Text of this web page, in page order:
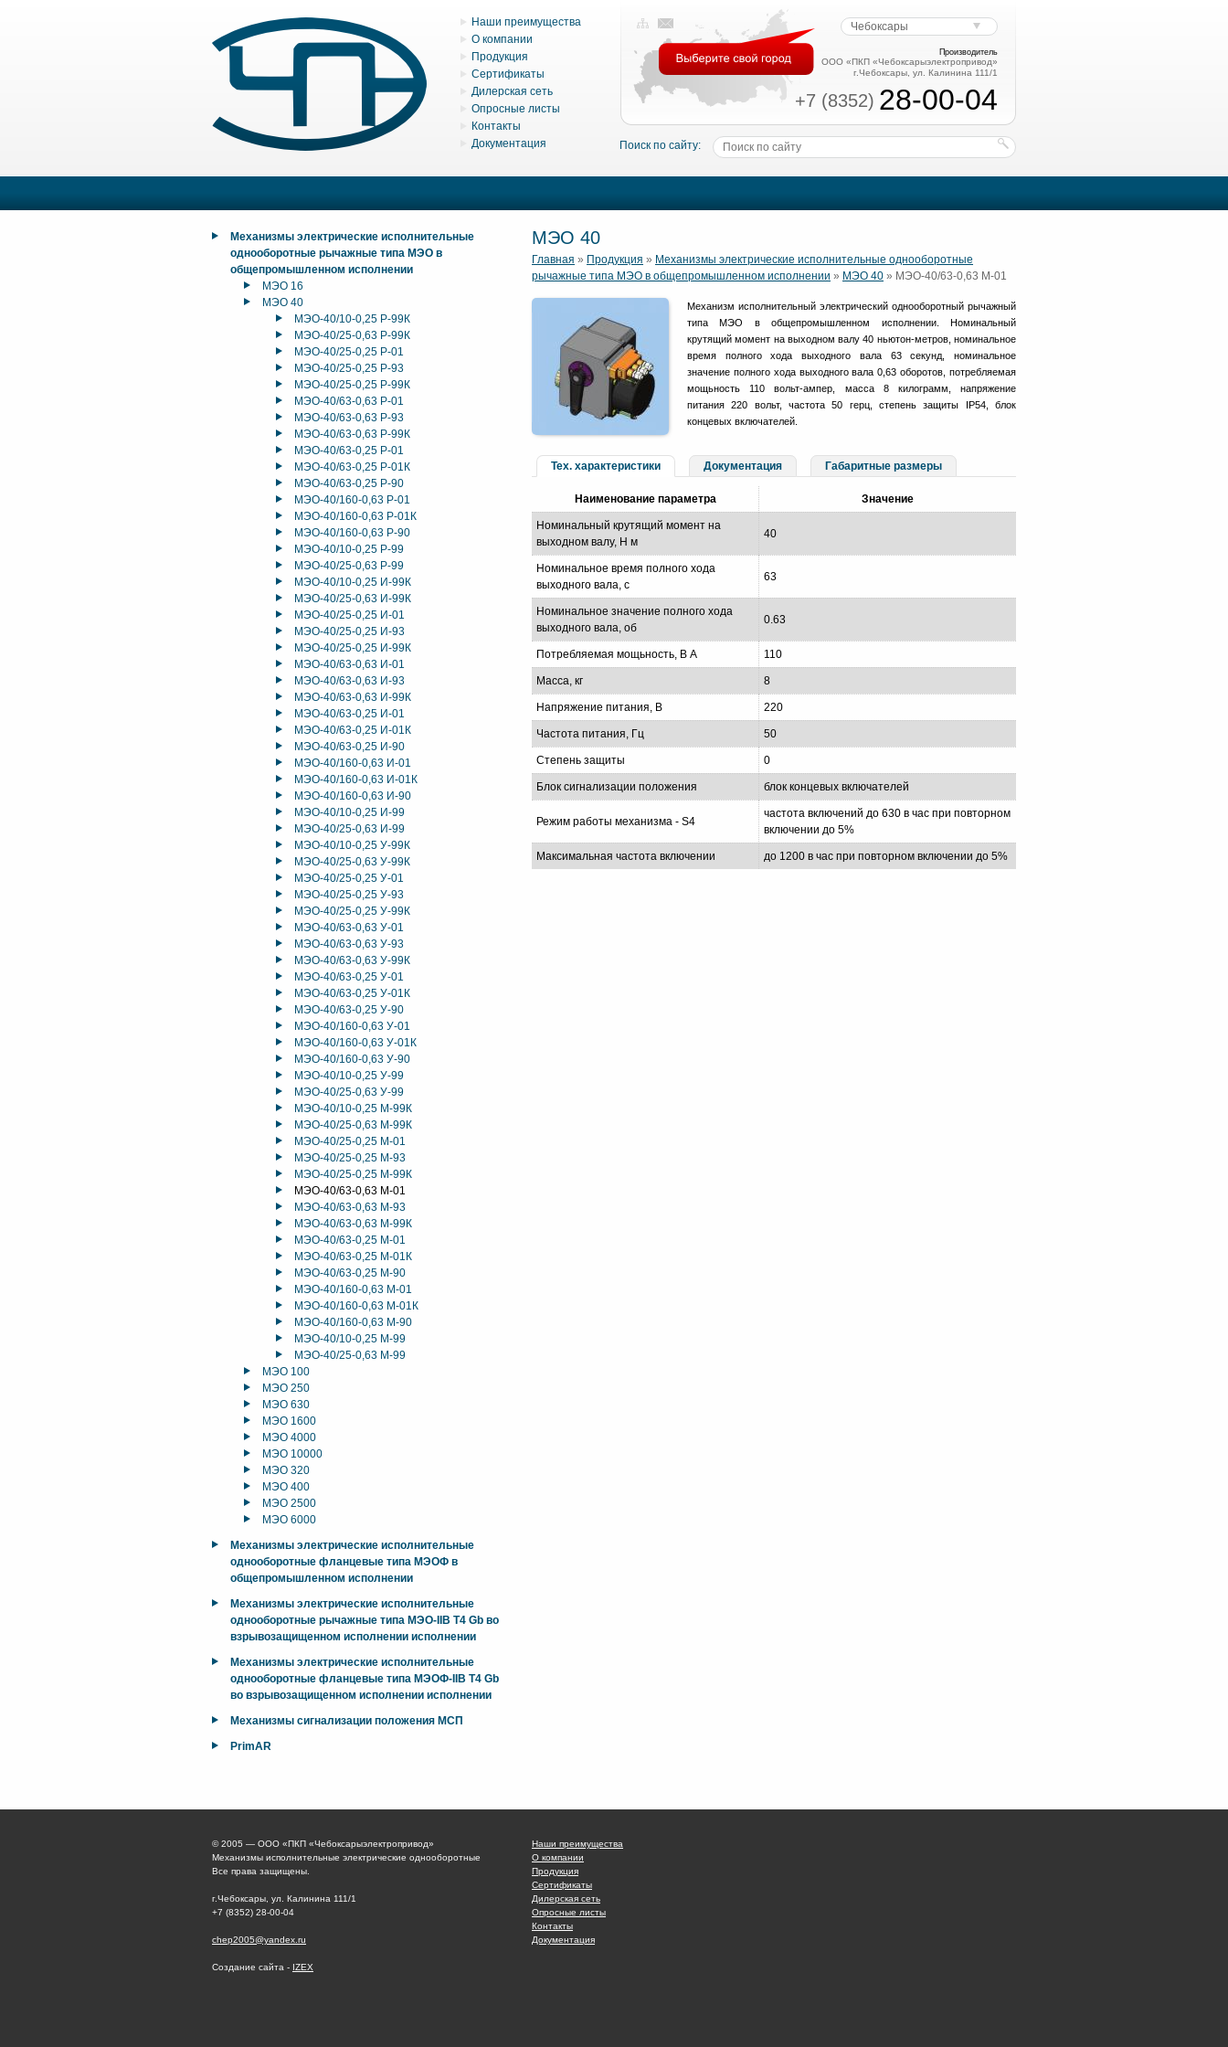
Наши преимущества
О компании
Продукция
Сертификаты
Дилерская сеть
Опросные листы
Контакты
Документация
Поиск по сайту:
Чебоксары
Производитель
ООО «ПКП «Чебоксарыэлектропривод»
г.Чебоксары, ул. Калинина 111/1
+7 (8352) 28-00-04
Механизмы электрические исполнительные
однооборотные рычажные типа МЭО в
общепромышленном исполнении
МЭО 16
МЭО 40
МЭО-40/10-0,25 Р-99К
МЭО-40/25-0,63 Р-99К
МЭО-40/25-0,25 Р-01
МЭО-40/25-0,25 Р-93
МЭО-40/25-0,25 Р-99К
МЭО-40/63-0,63 Р-01
МЭО-40/63-0,63 Р-93
МЭО-40/63-0,63 Р-99К
МЭО-40/63-0,25 Р-01
МЭО-40/63-0,25 Р-01К
МЭО-40/63-0,25 Р-90
МЭО-40/160-0,63 Р-01
МЭО-40/160-0,63 Р-01К
МЭО-40/160-0,63 Р-90
МЭО-40/10-0,25 Р-99
МЭО-40/25-0,63 Р-99
МЭО-40/10-0,25 И-99К
МЭО-40/25-0,63 И-99К
МЭО-40/25-0,25 И-01
МЭО-40/25-0,25 И-93
МЭО-40/25-0,25 И-99К
МЭО-40/63-0,63 И-01
МЭО-40/63-0,63 И-93
МЭО-40/63-0,63 И-99К
МЭО-40/63-0,25 И-01
МЭО-40/63-0,25 И-01К
МЭО-40/63-0,25 И-90
МЭО-40/160-0,63 И-01
МЭО-40/160-0,63 И-01К
МЭО-40/160-0,63 И-90
МЭО-40/10-0,25 И-99
МЭО-40/25-0,63 И-99
МЭО-40/10-0,25 У-99К
МЭО-40/25-0,63 У-99К
МЭО-40/25-0,25 У-01
МЭО-40/25-0,25 У-93
МЭО-40/25-0,25 У-99К
МЭО-40/63-0,63 У-01
МЭО-40/63-0,63 У-93
МЭО-40/63-0,63 У-99К
МЭО-40/63-0,25 У-01
МЭО-40/63-0,25 У-01К
МЭО-40/63-0,25 У-90
МЭО-40/160-0,63 У-01
МЭО-40/160-0,63 У-01К
МЭО-40/160-0,63 У-90
МЭО-40/10-0,25 У-99
МЭО-40/25-0,63 У-99
МЭО-40/10-0,25 М-99К
МЭО-40/25-0,63 М-99К
МЭО-40/25-0,25 М-01
МЭО-40/25-0,25 М-93
МЭО-40/25-0,25 М-99К
МЭО-40/63-0,63 М-01
МЭО-40/63-0,63 М-93
МЭО-40/63-0,63 М-99К
МЭО-40/63-0,25 М-01
МЭО-40/63-0,25 М-01К
МЭО-40/63-0,25 М-90
МЭО-40/160-0,63 М-01
МЭО-40/160-0,63 М-01К
МЭО-40/160-0,63 М-90
МЭО-40/10-0,25 М-99
МЭО-40/25-0,63 М-99
МЭО 100
МЭО 250
МЭО 630
МЭО 1600
МЭО 4000
МЭО 10000
МЭО 320
МЭО 400
МЭО 2500
МЭО 6000
Механизмы электрические исполнительные
однооборотные фланцевые типа МЭОФ в
общепромышленном исполнении
Механизмы электрические исполнительные
однооборотные рычажные типа МЭО-IIB T4 Gb во
взрывозащищенном исполнении исполнении
Механизмы электрические исполнительные
однооборотные фланцевые типа МЭОФ-IIB T4 Gb
во взрывозащищенном исполнении исполнении
Механизмы сигнализации положения МСП
PrimAR
МЭО 40
Главная » Продукция » Механизмы электрические исполнительные однооборотные
рычажные типа МЭО в общепромышленном исполнении » МЭО 40 » МЭО-40/63-0,63 М-01
Механизм исполнительный электрический однооборотный рычажный
типа МЭО в общепромышленном исполнении. Номинальный
крутящий момент на выходном валу 40 ньютон-метров, номинальное
время полного хода выходного вала 63 секунд, номинальное
значение полного хода выходного вала 0,63 оборотов, потребляемая
мощьность 110 вольт-ампер, масса 8 килограмм, напряжение
питания 220 вольт, частота 50 герц, степень защиты IP54, блок
концевых включателей.
Тех. характеристики Документация Габаритные размеры
Наименование параметра Значение
Номинальный крутящий момент на
выходном валу, Н м
40
Номинальное время полного хода
выходного вала, с
63
Номинальное значение полного хода
выходного вала, об
0.63
Потребляемая мощьность, В А 110
Масса, кг 8
Напряжение питания, В 220
Частота питания, Гц 50
Степень защиты 0
Блок сигнализации положения блок концевых включателей
Режим работы механизма - S4
частота включений до 630 в час при повторном
включении до 5%
Максимальная частота включении до 1200 в час при повторном включении до 5%
© 2005 — ООО «ПКП «Чебоксарыэлектропривод»
Механизмы исполнительные электрические однооборотные
Все права защищены.
г.Чебоксары, ул. Калинина 111/1
+7 (8352) 28-00-04
chep2005@yandex.ru
Создание сайта - IZEX
Наши преимущества
О компании
Продукция
Сертификаты
Дилерская сеть
Опросные листы
Контакты
Документация